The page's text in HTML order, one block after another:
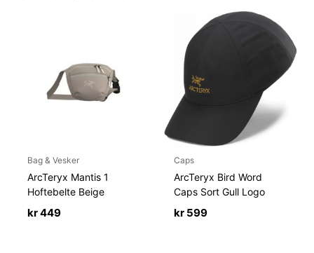
Bag & Vesker
ArcTeryx Mantis 1
Hoftebelte Beige
kr449
Caps
ArcTeryx Bird Word
Caps Sort Gull Logo
kr 599